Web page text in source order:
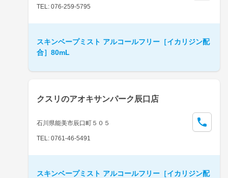
TEL: 076-259-5795
スキンベープミスト アルコールフリー［イカリジン配
合］80mL
クスリのアオキサンパーク辰口店
石川県能美市辰口町５０５
TEL: 0761-46-5491
スキンベープミスト アルコールフリー［イカリジン配